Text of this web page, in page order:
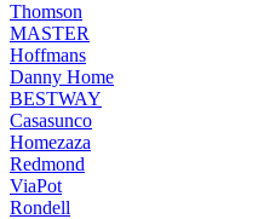
Thomson
MASTER
Hoffmans
Danny Home
BESTWAY
Casasunco
Homezaza
Redmond
ViaPot
Rondell